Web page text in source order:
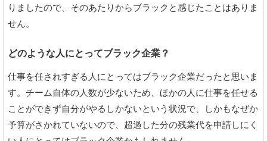
りましたので、そのあたりからブラックと感じたことはありま
せん。
どのような人にとってブラック企業？
仕事を任されすぎる人にとってはブラック企業だったと思いま
す。チーム自体の人数が少ないため、ほかの人に仕事を任せる
ことができず自分がやるしかないという状況で、しかもなぜか
予算がさかれていないので、超過した分の残業代を申請しにく